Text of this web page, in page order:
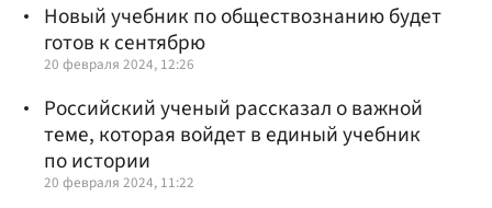
Новый учебник по обществознанию будет
готов к сентябрю
20 февраля 2024, 12:26
Российский ученый рассказал о важной
теме, которая войдет в единый учебник
по истории
20 февраля 2024, 11:22